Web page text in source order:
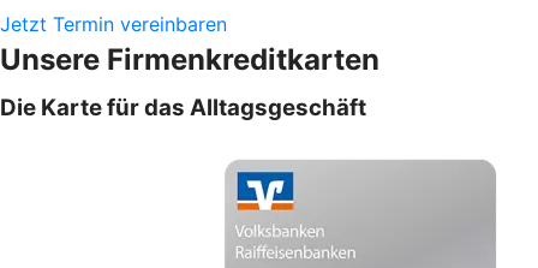
Jetzt Termin vereinbaren
Unsere Firmenkreditkarten
Die Karte für das Alltagsgeschäft